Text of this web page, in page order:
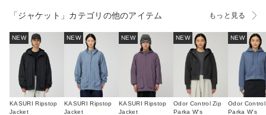
「ジャケット」カテゴリの他のアイテム もっと見る
NEW
KASURI Ripstop
Jacket
NEW
KASURI Ripstop
Jacket
NEW
KASURI Ripstop
Jacket
NEW
Odor Control Zip
Parka W's
NEW
Odor
Parka W's